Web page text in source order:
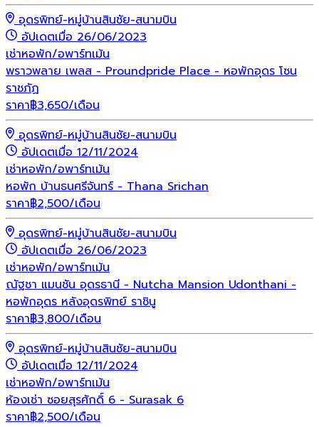
อุดรพิทย์-หมู่บ้านสินชัย-สนามบิน
อัปเดตเมื่อ 26/06/2023
เช่าหอพัก/อพาร์ทเม้น
พราวพลาย เพลส - Proundpride Place - หอพักอุดร โซน
ราชภัฏ
ราคา฿3,650/เดือน
อุดรพิทย์-หมู่บ้านสินชัย-สนามบิน
อัปเดตเมื่อ 12/11/2024
เช่าหอพัก/อพาร์ทเม้น
หอพัก บ้านธนศรีจันทร์ - Thana Srichan
ราคา฿2,500/เดือน
อุดรพิทย์-หมู่บ้านสินชัย-สนามบิน
อัปเดตเมื่อ 26/06/2023
เช่าหอพัก/อพาร์ทเม้น
ณัฐชา แมนชัน อุดรธานี - Nutcha Mansion Udonthani -
หอพักอุดร หลังอุดรพิทย์ ราชินู
ราคา฿3,800/เดือน
อุดรพิทย์-หมู่บ้านสินชัย-สนามบิน
อัปเดตเมื่อ 12/11/2024
เช่าหอพัก/อพาร์ทเม้น
ห้องเช่า ซอยสุรศักดิ์ 6 - Surasak 6
ราคา฿2,500/เดือน